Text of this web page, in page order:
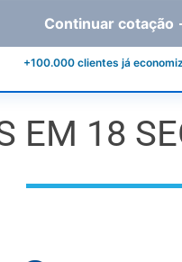
Continuar cotação
+100.000 clientes já
EM 18